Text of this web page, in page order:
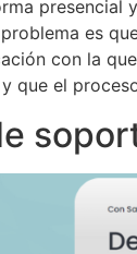
es
con la
que el